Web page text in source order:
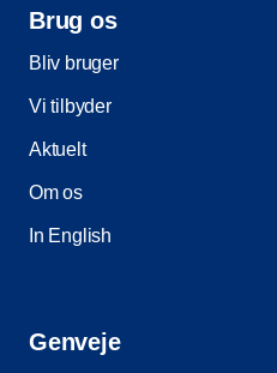
Brug os
Bliv bruger
Vi tilbyder
Aktuelt
Om os
In English
Genveje